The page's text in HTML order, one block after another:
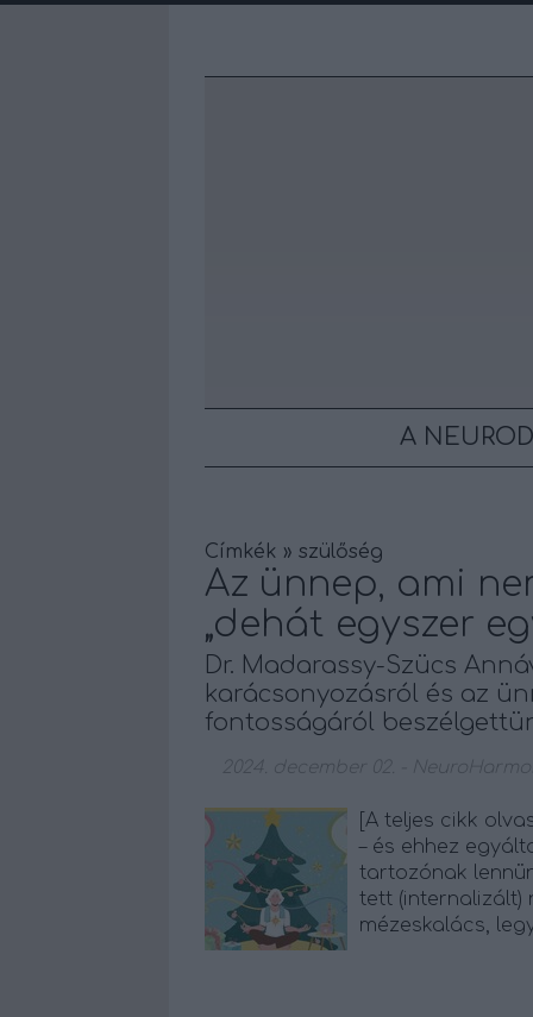
A
Címkék » szülőség
Az ünnep, ami
„dehát egyszer
Dr. Madarassy-Szücs
karácsonyozásról és az
fontosságáról
2024. december 02.
[A teljes cikk
– és ehhez
tartozónak
tett (internalizált)
mézeskalács,